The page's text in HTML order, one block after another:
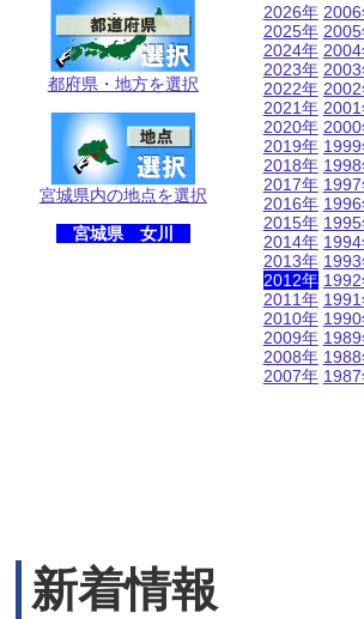
都府県・地方を選択
宮城県内の地点を選択
宮城県 女川
2026年
2025年
2024年
2023年
2022年
2021年
2020年
2019年
2018年
2017年
2016年
2015年
2014年
2013年
2012年
2011年
2010年
2009年
2008年
2007年
新着情報